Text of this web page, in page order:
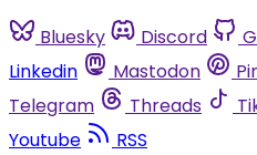
Bluesky Discord
Linkedin
Mastodon
Telegram
Threads
Youtube
RSS